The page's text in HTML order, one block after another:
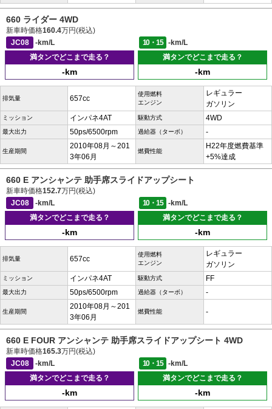
660 ライダー 4WD
新車時価格160.4万円(税込)
JC08
-km/L 10・15
-km/L
満タンでどこまで走る？
-km
満タンでどこまで走る？
-km
排気量 657cc
使用燃料
エンジン
レギュラー
ガソリン
ミッション インパネ4AT 駆動方式 4WD
最大出力 50ps/6500rpm 過給器（ターボ） -
生産期間
2010年08月～201
3年06月
燃費性能
H22年度燃費基準
+5%達成
660 E アンシャンテ 助手席スライドアップシート
新車時価格152.7万円(税込)
JC08
-km/L 10・15
-km/L
満タンでどこまで走る？
-km
満タンでどこまで走る？
-km
排気量 657cc
使用燃料
エンジン
レギュラー
ガソリン
ミッション インパネ4AT 駆動方式 FF
最大出力 50ps/6500rpm 過給器（ターボ） -
生産期間
2010年08月～201
3年06月
燃費性能 -
660 E FOUR アンシャンテ 助手席スライドアップシート 4WD
新車時価格165.3万円(税込)
JC08
-km/L 10・15
-km/L
満タンでどこまで走る？
-km
満タンでどこまで走る？
-km